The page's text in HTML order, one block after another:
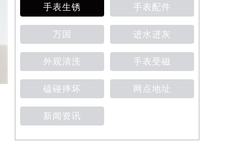
手表生锈 手表配件
万国 进水进灰
外观清洗 手表受磁
磕碰摔坏 网点地址
新闻资讯